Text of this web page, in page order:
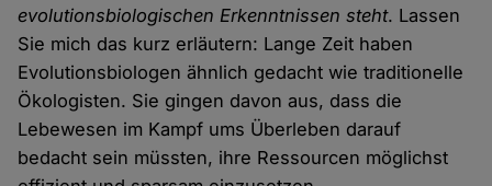
evolutionsbiologischen Erkenntnissen steht. Lassen
Sie mich das kurz erläutern: Lange Zeit haben
Evolutionsbiologen ähnlich gedacht wie traditionelle
Ökologisten. Sie gingen davon aus, dass die
Lebewesen im Kampf ums Überleben darauf
bedacht sein müssten, ihre Ressourcen möglichst